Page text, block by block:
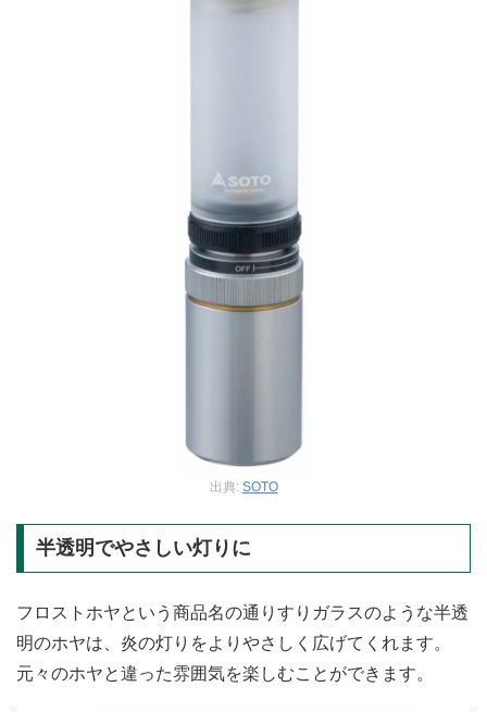
出典: SOTO
半透明でやさしい灯りに
フロストホヤという商品名の通りすりガラスのような半透
明のホヤは、炎の灯りをよりやさしく広げてくれます。
元々のホヤと違った雰囲気を楽しむことができます。